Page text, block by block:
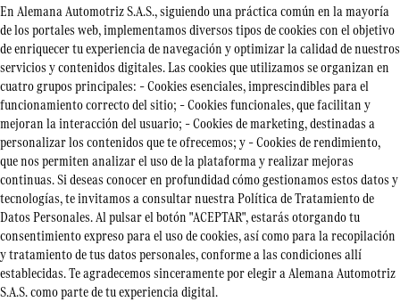
En Alemana Automotriz S.A.S., siguiendo una práctica común en la mayoría
de los portales web, implementamos diversos tipos de cookies con el objetivo
de enriquecer tu experiencia de navegación y optimizar la calidad de nuestros
servicios y contenidos digitales. Las cookies que utilizamos se organizan en
cuatro grupos principales: – Cookies esenciales, imprescindibles para el
funcionamiento correcto del sitio; – Cookies funcionales, que facilitan y
mejoran la interacción del usuario; – Cookies de marketing, destinadas a
personalizar los contenidos que te ofrecemos; y – Cookies de rendimiento,
que nos permiten analizar el uso de la plataforma y realizar mejoras
continuas. Si deseas conocer en profundidad cómo gestionamos estos datos y
tecnologías, te invitamos a consultar nuestra Política de Tratamiento de
Datos Personales. Al pulsar el botón "ACEPTAR", estarás otorgando tu
consentimiento expreso para el uso de cookies, así como para la recopilación
y tratamiento de tus datos personales, conforme a las condiciones allí
establecidas. Te agradecemos sinceramente por elegir a Alemana Automotriz
S.A.S. como parte de tu experiencia digital.